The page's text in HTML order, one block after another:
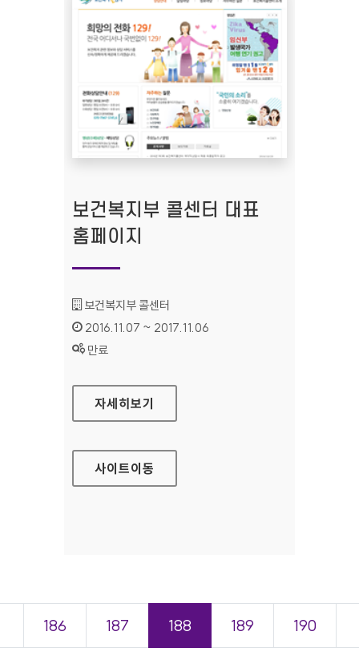
보건복지부 콜센터 대표
홈페이지
기관명 :
보건복지부 콜센터
인증기간 :
2016.11.07 ~ 2017.11.06
상태 :
만료
보건복지부 콜센터 대표 홈페이지
자세히보기
사이트이동
186 187 188 189 190